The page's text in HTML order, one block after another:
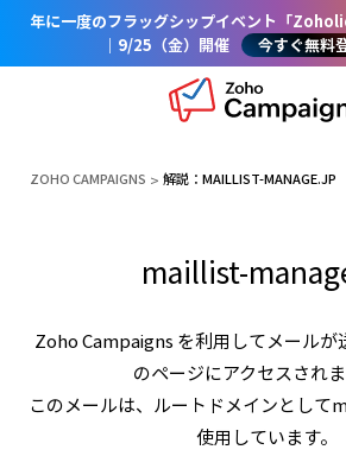
年に一度のフラッグシップイベント「
｜9/25（金）開催
今すぐ無料
ZOHO CAMPAIGNS 解説：MAILLIST-MANAGE.JP
maillist-
Zoho Campaigns を利用してメールが
のページにアクセスされま
このメールは、ルートドメインとし
使用しています。